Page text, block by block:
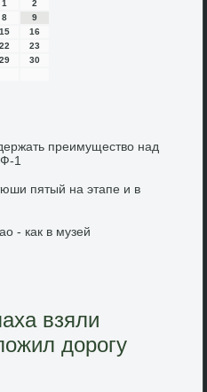
1
2
8
9
15
16
22
23
29
30
преимущество над
1
пятый на этапе и в
- как в музей
взяли
дорогу